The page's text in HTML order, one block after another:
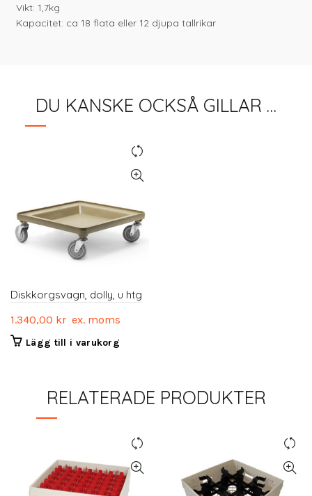
Vikt: 1,7kg
Kapacitet: ca 18 flata eller 12 djupa tallrikar
DU KANSKE OCKSÅ GILLAR …
Diskkorgsvagn, dolly, u htg
1.340,00 kr ex. moms
Lägg till i varukorg
RELATERADE PRODUKTER